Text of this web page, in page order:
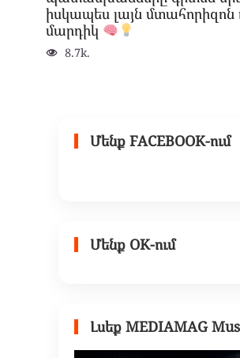
իսկապես լայն մտահորիզոն
մարդիկ
8.7k.
Մենք FACEBOOK-ում
Մենք OK-ում
Լսեք MEDIAMAG